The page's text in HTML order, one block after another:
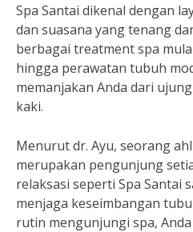
Spa Santai dikenal dengan
dan suasana yang tenang
berbagai treatment spa
hingga perawatan tubuh
memanjakan Anda dari
kaki.
Menurut dr. Ayu, seorang
merupakan pengunjung
relaksasi seperti Spa Santai
menjaga keseimbangan
rutin mengunjungi spa,